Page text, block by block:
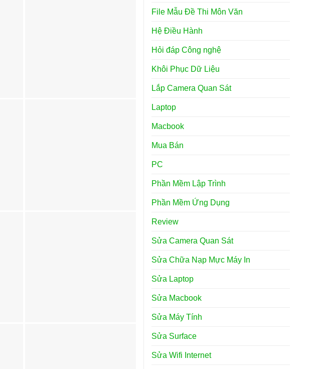
File Mẫu Đề Thi Môn Văn
Hệ Điều Hành
Hỏi đáp Công nghệ
Khôi Phục Dữ Liệu
Lắp Camera Quan Sát
Laptop
Macbook
Mua Bán
PC
Phần Mềm Lập Trình
Phần Mềm Ứng Dụng
Review
Sửa Camera Quan Sát
Sửa Chữa Nạp Mực Máy In
Sửa Laptop
Sửa Macbook
Sửa Máy Tính
Sửa Surface
Sửa Wifi Internet